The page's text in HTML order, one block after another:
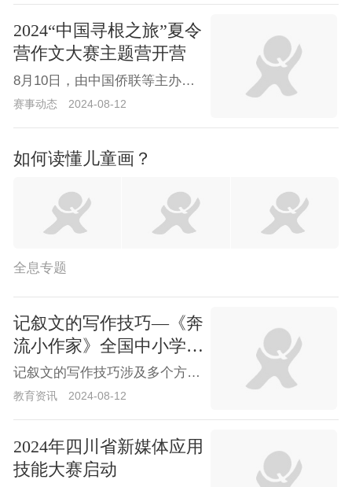
2024“中国寻根之旅”夏令
营作文大赛主题营开营
8月10日，由中国侨联等主办的第二十四届世界华人学生作文大赛颁奖典礼暨2024“中国寻根之旅”夏令营作文大赛主题营、北京语言大学营开营仪式在北京举行。
赛事动态 2024-08-12
如何读懂儿童画？
全息专题
记叙文的写作技巧—《奔
流小作家》全国中小学生
全息作文大赛获奖作品记叙文的写作技巧涉及多个方面，以下是一些关键要点：1. 明确主题和目的在开始写作之前，首先要明确文章的主题和目的。主题是文章的核心思想或情感，而目的是通过叙述和描写等手法来实现主题的阐述。只有明确了主题和目的，构思文章的结构和内容才能更加有针对性。2. 选择合适的故事或事件记叙文的重点是故事或事件，因此选择合适的故事或事件至关重要。这些故事或事件应该具有一定的代表性和普遍性，能够引起读者的共鸣和兴趣。同时，要确保故事的逻辑性和连贯性，使读者能够轻松理解情节的发展。3. 塑造生动的人物形象人物是记叙文中的重要元素之一，人物的刻画直接关系到读者对故事或事件的感受和认同度。在刻画人物时，可以从人物的
教育资讯 2024-08-12
2024年四川省新媒体应用
技能大赛启动